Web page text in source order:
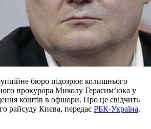
бюро підозрює колишнього
прокурора Миколу Герасим’юка у
коштів в офшори. Про це свідчить
райсуду Києва, передає РБК-Україна.